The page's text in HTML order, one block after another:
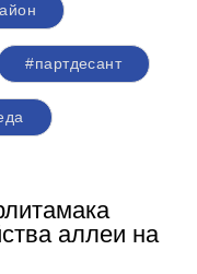
#партдесант
аллеи на